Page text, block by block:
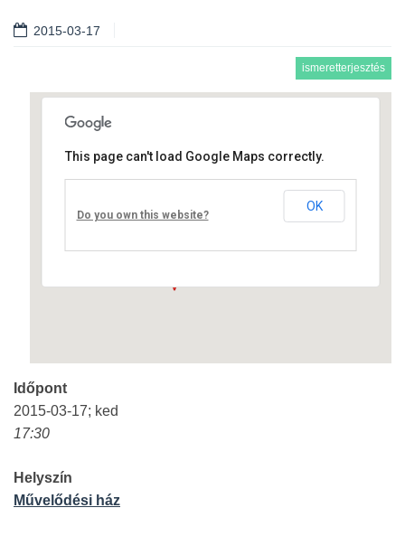
2015-03-17
ismeretterjesztés
Művelődési ház
Fő út 8 - Nagyréde
This page can't load Google Maps correctly.
Do you own this website?
OK
Időpont
2015-03-17; ked
17:30
Helyszín
Művelődési ház